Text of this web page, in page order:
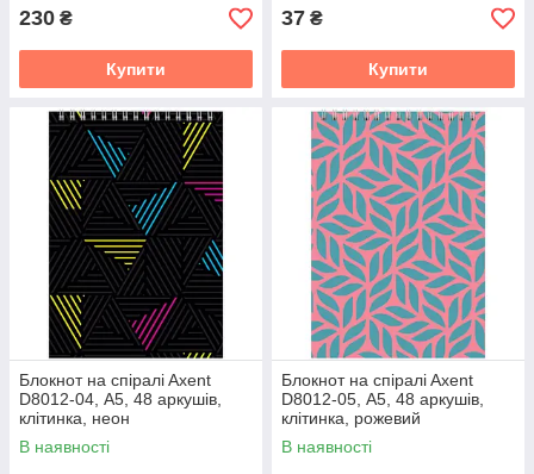
230 ₴
Купити
37 ₴
Купити
Блокнот на спiралi Axent
D8012-04, А5, 48 аркушів,
клітинка, неон
В наявності
Блокнот на спiралi Axent
D8012-05, А5, 48 аркушів,
клітинка, рожевий
В наявності